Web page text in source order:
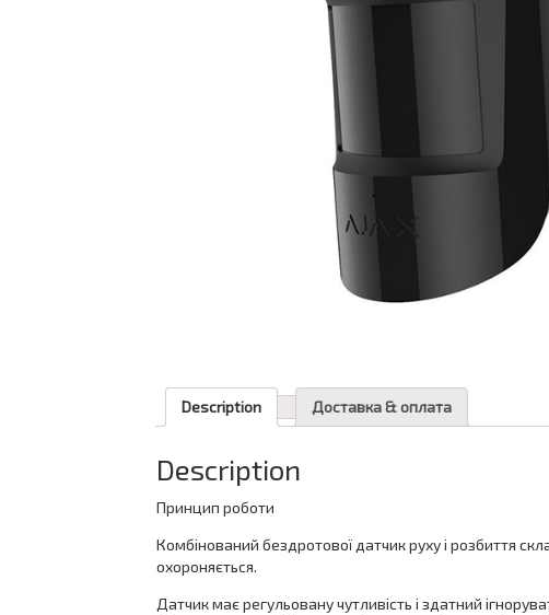
Description Доставка & оплата
Description
Принцип роботи
Комбінований бездротової датчик руху і розбиття
охороняється.
Датчик має регульовану чутливість і здатний